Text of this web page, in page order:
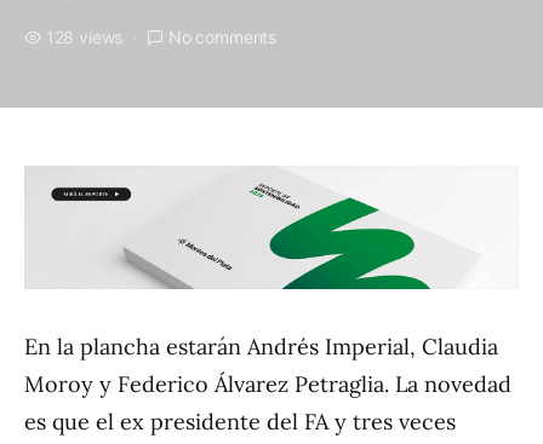
128 views No comments
En la plancha estarán Andrés Imperial, Claudia
Moroy y Federico Álvarez Petraglia. La novedad
es que el ex presidente del FA y tres veces